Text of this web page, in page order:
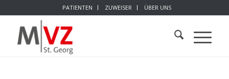
PATIENTEN ZUWEISER ÜBER UNS